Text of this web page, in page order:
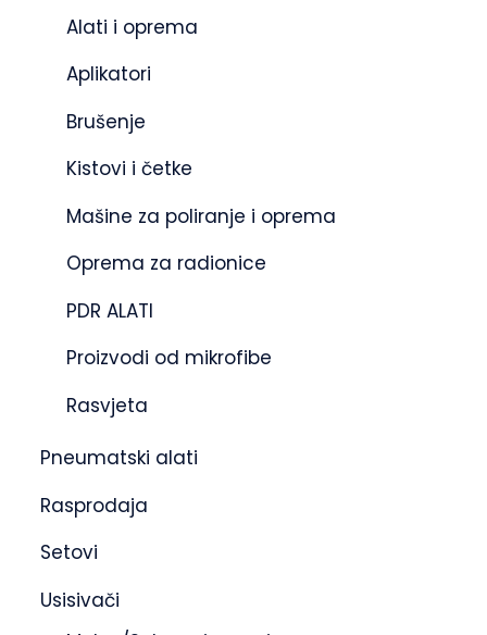
Alati i oprema
Aplikatori
Brušenje
Kistovi i četke
Mašine za poliranje i oprema
Oprema za radionice
PDR ALATI
Proizvodi od mikrofibe
Rasvjeta
Pneumatski alati
Rasprodaja
Setovi
Usisivači